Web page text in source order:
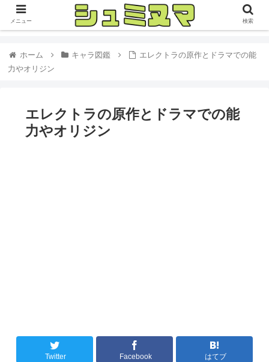
ホーム キャラ図鑑
エレクトラの原作とドラマでの能
力やオリジン
エレクトラの原作とドラマでの能
力やオリジン
Twitter Facebook はてブ
メニュー 検索